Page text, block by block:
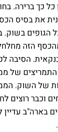
כך ברירה.
את בסיס
הגופים בשוק.
הזה
הסיבה
התמריצים
של השוק.
וכבר רוצים
בארה"ב